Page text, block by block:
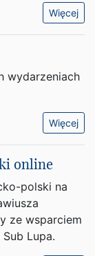
Więcej
wydarzeniach
Więcej
online
polski na
ze wsparciem
Lupa.